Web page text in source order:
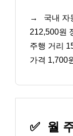
→
국내 자
212,500원
주행 거리
가격 1,700
✅
월